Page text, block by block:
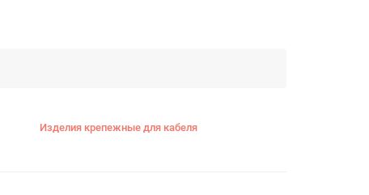
Изделия крепежные для кабеля